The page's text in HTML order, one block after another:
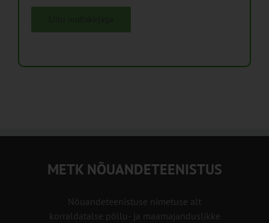
METK NÕUANDETEENISTUS
Nõuandeteenistuse nimetuse alt
korraldatalse põllu- ja maamajanduslikke